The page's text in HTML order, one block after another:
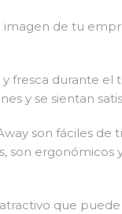
imagen de tu
fresca durante el
y se sientan
son fáciles de
son ergonómicos
que